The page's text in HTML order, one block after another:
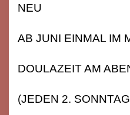
NEU
AB JUNI EINMAL IM
DOULAZEIT AM
(JEDEN 2.